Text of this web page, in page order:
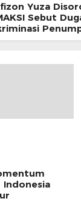
Yuza
Sebut
Indonesia